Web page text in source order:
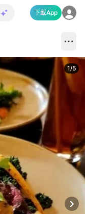
下載App
1/5